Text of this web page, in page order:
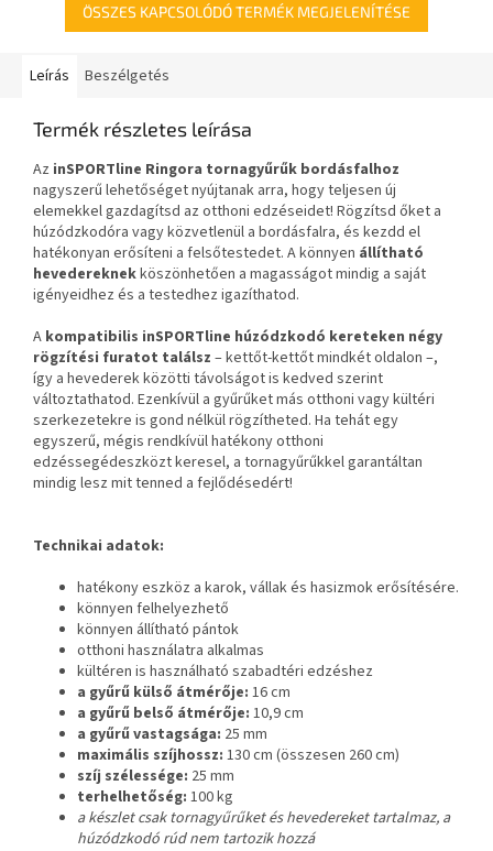
ÖSSZES KAPCSOLÓDÓ TERMÉK MEGJELENÍTÉSE
Leírás Beszélgetés
Termék részletes leírása
Az inSPORTline Ringora tornagyűrűk bordásfalhoz
nagyszerű lehetőséget nyújtanak arra, hogy teljesen új
elemekkel gazdagítsd az otthoni edzéseidet! Rögzítsd őket a
húzódzkodóra vagy közvetlenül a bordásfalra, és kezdd el
hatékonyan erősíteni a felsőtestedet. A könnyen állítható
hevedereknekköszönhetően a magasságot mindig a saját
igényeidhez és a testedhez igazíthatod.
A kompatibilis inSPORTline húzódzkodó kereteken négy
rögzítési furatot találsz – kettőt-kettőt mindkét oldalon –,
így a hevederek közötti távolságot is kedved szerint
változtathatod. Ezenkívül a gyűrűket más otthoni vagy kültéri
szerkezetekre is gond nélkül rögzítheted. Ha tehát egy
egyszerű, mégis rendkívül hatékony otthoni
edzéssegédeszközt keresel, a tornagyűrűkkel garantáltan
mindig lesz mit tenned a fejlődésedért!
Technikai adatok:
hatékony eszköz a karok, vállak és hasizmok erősítésére.
könnyen felhelyezhető
könnyen állítható pántok
otthoni használatra alkalmas
kültéren is használható szabadtéri edzéshez
a gyűrű külső átmérője: 16 cm
a gyűrű belső átmérője: 10,9 cm
a gyűrű vastagsága: 25 mm
maximális szíjhossz: 130 cm (összesen 260 cm)
szíj szélessége: 25 mm
terhelhetőség: 100 kg
a készlet csak tornagyűrűket és hevedereket tartalmaz, a
húzódzkodó rúd nem tartozik hozzá